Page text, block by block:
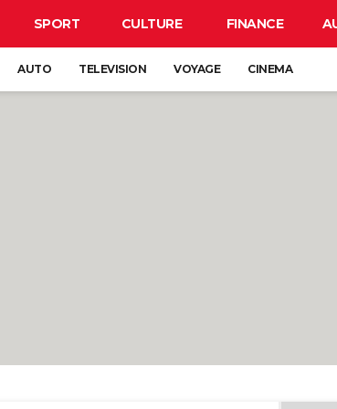
SPORT CULTURE FINANCE
AUTO TELEVISION VOYAGE CINEMA